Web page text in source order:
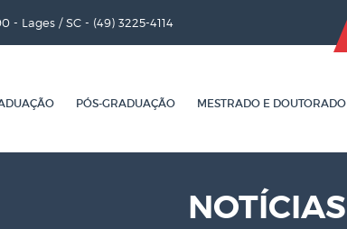
- Lages / SC - (49) 3225-4114
PÓS-GRADUAÇÃO MESTRADO E DOUTORADO
NOTÍCIAS